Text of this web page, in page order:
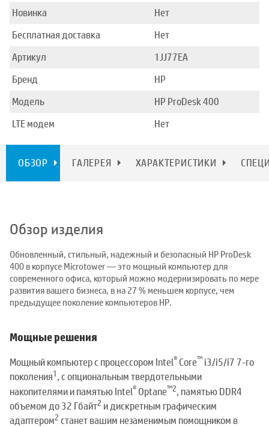
Новинка
Нет
Бесплатная доставка
Нет
Артикул
1JJ77EA
Бренд
HP
Модель
HP ProDesk 400
LTE модем
Нет
ОБЗОР ГАЛЕРЕЯ ХАРАКТЕРИСТИКИ
Обзор изделия
Обновленный, стильный, надежный и безопасный HP ProDesk
400 в корпусе Microtower — это мощный компьютер для
современного офиса, который можно модернизировать по мере
развития вашего бизнеса, в на 27 % меньшем корпусе, чем
предыдущее поколение компьютеров HP.
Мощные решения
Мощный компьютер с процессором Intel® Core™ i3/i5/i7 7-го
поколения1, с опциональным твердотельными
накопителями и памятью Intel® Optane™2, памятью DDR4
объемом до 32 Гбайт2 и дискретным графическим
адаптером2 станет вашим незаменимым помощником в